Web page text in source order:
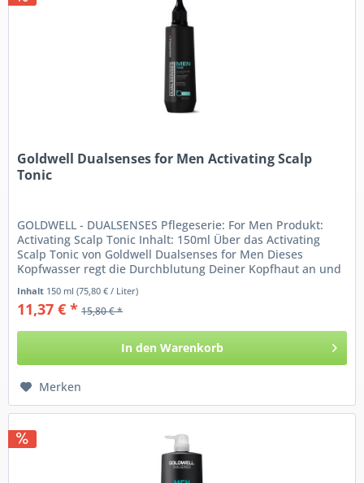
Goldwell Dualsenses for Men Activating Scalp
Tonic
GOLDWELL - DUALSENSES Pflegeserie: For Men Produkt:
Activating Scalp Tonic Inhalt: 150ml Über das Activating
Scalp Tonic von Goldwell Dualsenses for Men Dieses
Kopfwasser regt die Durchblutung Deiner Kopfhaut an und
Inhalt 150 ml(75,80 € / Liter)
11,37 € * 15,80 € *
In den Warenkorb
Merken